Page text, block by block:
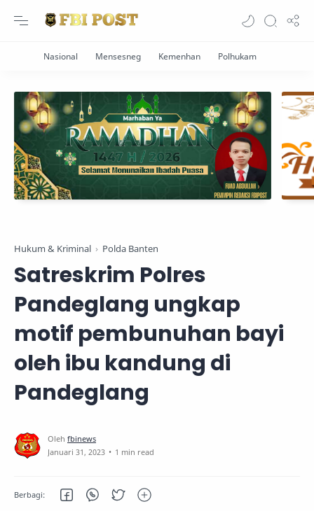
Hukum & Kriminal Polda Banten
Satreskrim Polres
Pandeglang ungkap
motif pembunuhan bayi
oleh ibu kandung di
Pandeglang
1 min read